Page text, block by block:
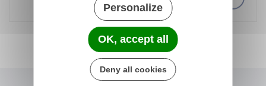
Personalize
OK, accept all
Deny all cookies